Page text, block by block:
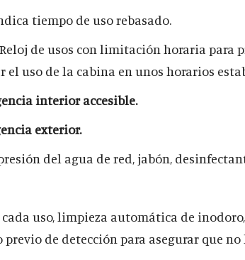
tiempo de uso rebasado.
de usos con limitación horaria para
uso de la cabina en unos horarios
interior accesible.
exterior.
del agua de red, jabón,
uso, limpieza automática de
de detección para asegurar que no